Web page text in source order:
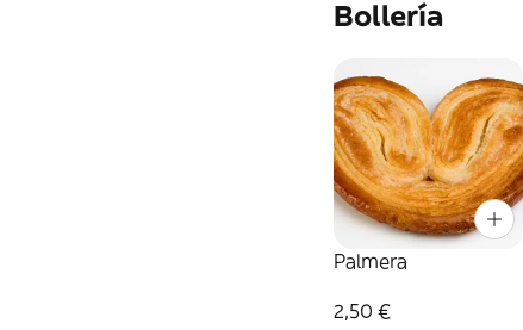
Bollería
Palmera
2,50 €